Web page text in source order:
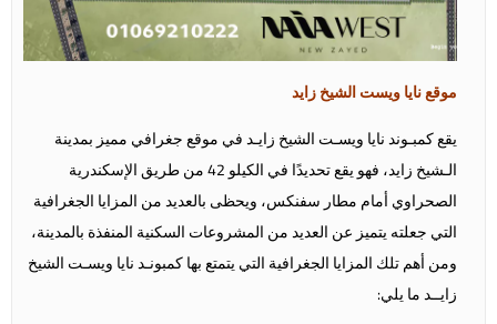
موقع نايا ويست الشيخ زايد
يقع كمبـوند نايا ويسـت الشيخ زايـد في موقع جغرافي مميز بمدينة
الـشيخ زايد، فهو يقع تحديدًا في الكيلو 42 من طريق الإسكندرية
الصحراوي أمام مطار سفنكس، ويحظى بالعديد من المزايا الجغرافية
التي جعلته يتميز عن العديد من المشروعات السكنية المنفذة بالمدينة،
ومن أهم تلك المزايا الجغرافية التي يتمتع بها كمبونـد نايا ويسـت الشيخ
زايــد ما يلي: